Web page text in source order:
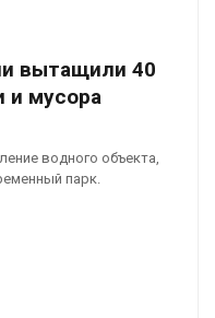
вытащили 40
и мусора
водного объекта,
парк.